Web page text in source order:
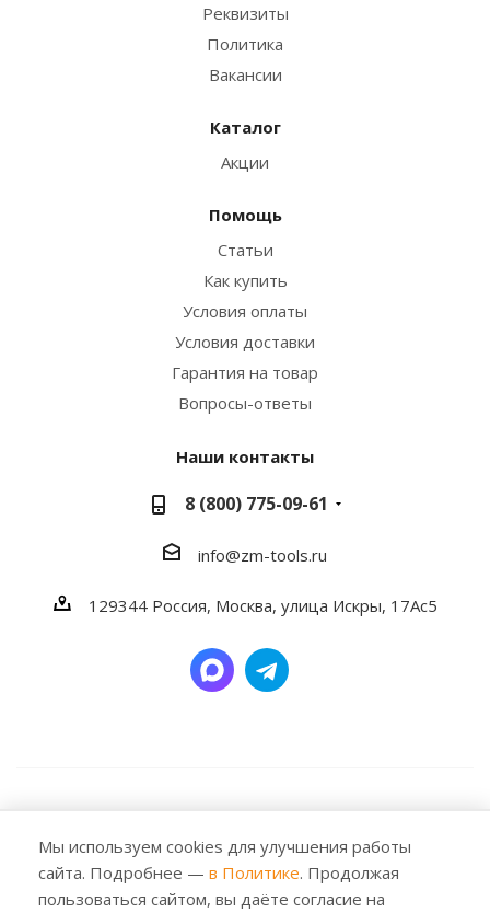
Реквизиты
Политика
Вакансии
Каталог
Акции
Помощь
Статьи
Как купить
Условия оплаты
Условия доставки
Гарантия на товар
Вопросы-ответы
Наши контакты
8 (800) 775-09-61
info@zm-tools.ru
129344 Россия, Москва, улица Искры, 17Ас5
Все права защищены. Любое использование либо
копирование материалов или подборки материалов
сайта, элементов дизайна и оформления допускается
Мы используем cookies для улучшения работы
сайта. Подробнее — в Политике. Продолжая
пользоваться сайтом, вы даёте согласие на